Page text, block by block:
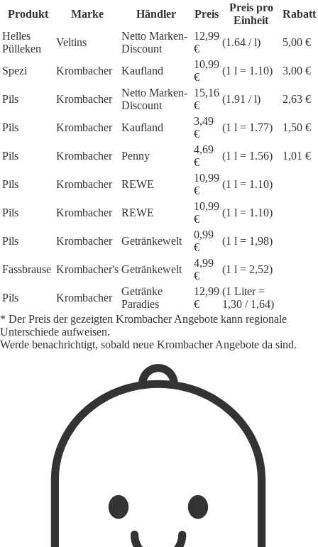
Produkt
Marke Händler Preis
Preis pro
Einheit
Rabatt
Helles
Pülleken
Veltins
Netto Marken-
Discount
12,99
€
(1.64 / l) 5,00 €
Spezi Krombacher Kaufland
10,99
€
(1 l = 1.10) 3,00 €
Pils Krombacher
Netto Marken-
Discount
15,16
€
(1.91 / l) 2,63 €
Pils Krombacher Kaufland
3,49
€
(1 l = 1.77) 1,50 €
Pils Krombacher Penny
4,69
€
(1 l = 1.56) 1,01 €
Pils Krombacher REWE
10,99
€
(1 l = 1.10)
Pils Krombacher REWE
10,99
€
(1 l = 1.10)
Pils Krombacher Getränkewelt
0,99
€
(1 l = 1,98)
Fassbrause Krombacher's Getränkewelt
4,99
€
(1 l = 2,52)
Pils Krombacher
Getränke
Paradies
12,99
€
(1 Liter =
1,30 / 1,64)
* Der Preis der gezeigten Krombacher Angebote kann regionale
Unterschiede aufweisen.
Werde benachrichtigt, sobald neue Krombacher Angebote da sind.